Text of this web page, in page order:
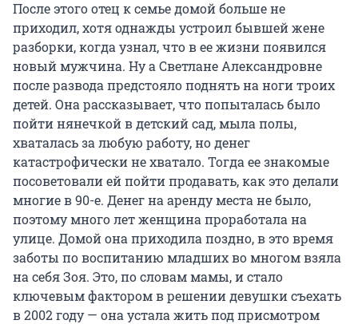
После этого отец к семье домой больше не
приходил, хотя однажды устроил бывшей жене
разборки, когда узнал, что в ее жизни появился
новый мужчина. Ну а Светлане Александровне
после развода предстояло поднять на ноги троих
детей. Она рассказывает, что попыталась было
пойти нянечкой в детский сад, мыла полы,
хваталась за любую работу, но денег
катастрофически не хватало. Тогда ее знакомые
посоветовали ей пойти продавать, как это делали
многие в 90-е. Денег на аренду места не было,
поэтому много лет женщина проработала на
улице. Домой она приходила поздно, в это время
заботы по воспитанию младших во многом взяла
на себя Зоя. Это, по словам мамы, и стало
ключевым фактором в решении девушки съехать
в 2002 году — она устала жить под присмотром